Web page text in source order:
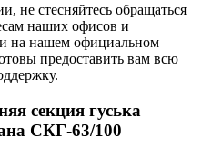
не стесняйтесь обращаться
наших офисов и
на нашем официальном
предоставить вам всю
секция гуська
СКГ-63/100